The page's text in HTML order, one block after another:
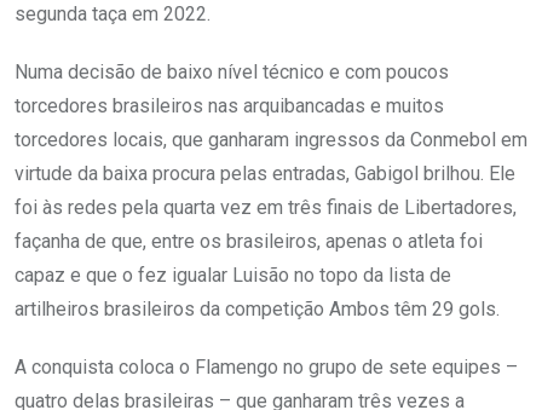
segunda taça em 2022.
Numa decisão de baixo nível técnico e com poucos
torcedores brasileiros nas arquibancadas e muitos
torcedores locais, que ganharam ingressos da Conmebol em
virtude da baixa procura pelas entradas, Gabigol brilhou. Ele
foi às redes pela quarta vez em três finais de Libertadores,
façanha de que, entre os brasileiros, apenas o atleta foi
capaz e que o fez igualar Luisão no topo da lista de
artilheiros brasileiros da competição Ambos têm 29 gols.
A conquista coloca o Flamengo no grupo de sete equipes –
quatro delas brasileiras – que ganharam três vezes a